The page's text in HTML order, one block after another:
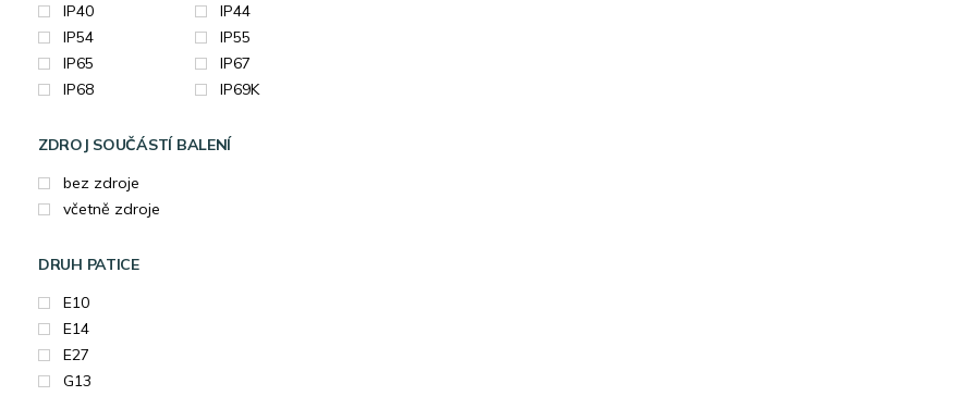
IP40
IP44
IP54
IP55
IP65
IP67
IP68
IP69K
ZDROJ SOUČÁSTÍ BALENÍ
bez zdroje
včetně zdroje
DRUH PATICE
E10
E14
E27
G13